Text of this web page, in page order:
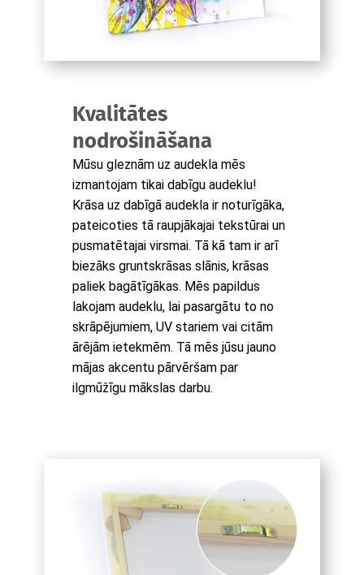
Kvalitātes
nodrošināšana
Mūsu gleznām uz audekla mēs
izmantojam tikai dabīgu audeklu!
Krāsa uz dabīgā audekla ir noturīgāka,
pateicoties tā raupjākajai tekstūrai un
pusmatētajai virsmai. Tā kā tam ir arī
biezāks gruntskrāsas slānis, krāsas
paliek bagātīgākas. Mēs papildus
lakojam audeklu, lai pasargātu to no
skrāpējumiem, UV stariem vai citām
ārējām ietekmēm. Tā mēs jūsu jauno
mājas akcentu pārvēršam par
ilgmūžīgu mākslas darbu.